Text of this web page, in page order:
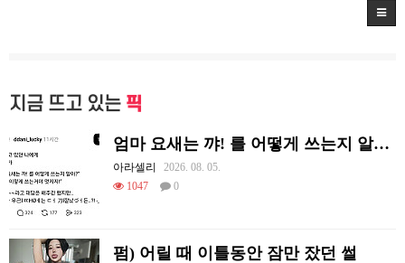
지금 뜨고 있는 픽
엄마 요새는 꺄! 를 어떻게 쓰는지 알아?
아라셀리
2026. 08. 05.
1047
0
펌) 어릴 때 이틀동안 잠만 잤던 썰